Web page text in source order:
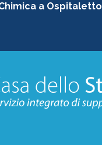
a Ospitaletto